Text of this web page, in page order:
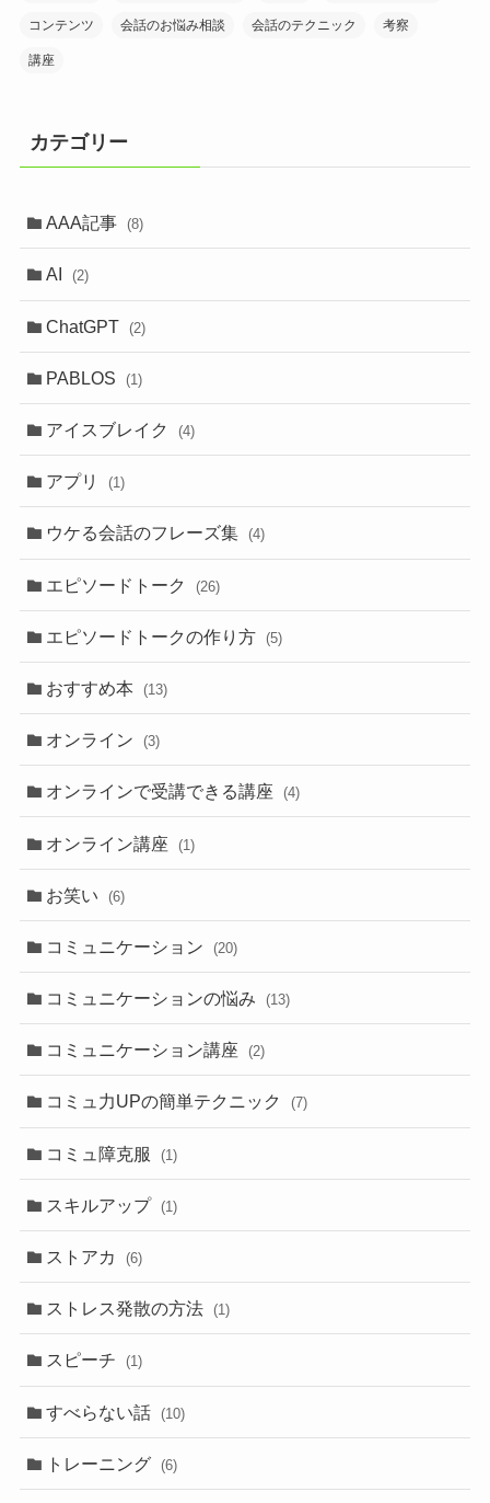
コンテンツ 会話のお悩み相談 会話のテクニック 考察
講座
カテゴリー
AAA記事 (8)
AI (2)
ChatGPT (2)
PABLOS (1)
アイスブレイク (4)
アプリ (1)
ウケる会話のフレーズ集 (4)
エピソードトーク (26)
エピソードトークの作り方 (5)
おすすめ本 (13)
オンライン (3)
オンラインで受講できる講座 (4)
オンライン講座 (1)
お笑い (6)
コミュニケーション (20)
コミュニケーションの悩み (13)
コミュニケーション講座 (2)
コミュ力UPの簡単テクニック (7)
コミュ障克服 (1)
スキルアップ (1)
ストアカ (6)
ストレス発散の方法 (1)
スピーチ (1)
すべらない話 (10)
トレーニング (6)